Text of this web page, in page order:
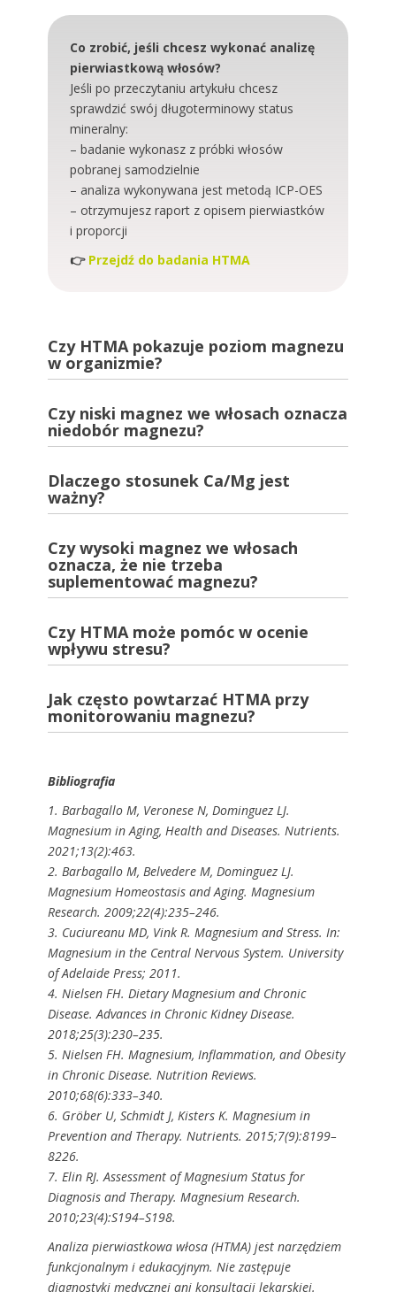
Co zrobić, jeśli chcesz wykonać analizę
pierwiastkową włosów?
Jeśli po przeczytaniu artykułu chcesz
sprawdzić swój długoterminowy status
mineralny:
– badanie wykonasz z próbki włosów
pobranej samodzielnie
– analiza wykonywana jest metodą ICP-OES
– otrzymujesz raport z opisem pierwiastków
i proporcji
👉 Przejdź do badania HTMA
Czy HTMA pokazuje poziom magnezu
w organizmie?
Czy niski magnez we włosach oznacza
niedobór magnezu?
Dlaczego stosunek Ca/Mg jest
ważny?
Czy wysoki magnez we włosach
oznacza, że nie trzeba
suplementować magnezu?
Czy HTMA może pomóc w ocenie
wpływu stresu?
Jak często powtarzać HTMA przy
monitorowaniu magnezu?
Bibliografia
1. Barbagallo M, Veronese N, Dominguez LJ.
Magnesium in Aging, Health and Diseases. Nutrients.
2021;13(2):463.
2. Barbagallo M, Belvedere M, Dominguez LJ.
Magnesium Homeostasis and Aging. Magnesium
Research. 2009;22(4):235–246.
3. Cuciureanu MD, Vink R. Magnesium and Stress. In:
Magnesium in the Central Nervous System. University
of Adelaide Press; 2011.
4. Nielsen FH. Dietary Magnesium and Chronic
Disease. Advances in Chronic Kidney Disease.
2018;25(3):230–235.
5. Nielsen FH. Magnesium, Inflammation, and Obesity
in Chronic Disease. Nutrition Reviews.
2010;68(6):333–340.
6. Gröber U, Schmidt J, Kisters K. Magnesium in
Prevention and Therapy. Nutrients. 2015;7(9):8199–
8226.
7. Elin RJ. Assessment of Magnesium Status for
Diagnosis and Therapy. Magnesium Research.
2010;23(4):S194–S198.
Analiza pierwiastkowa włosa (HTMA) jest narzędziem
funkcjonalnym i edukacyjnym. Nie zastępuje
diagnostyki medycznej ani konsultacji lekarskiej.